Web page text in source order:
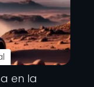
en la